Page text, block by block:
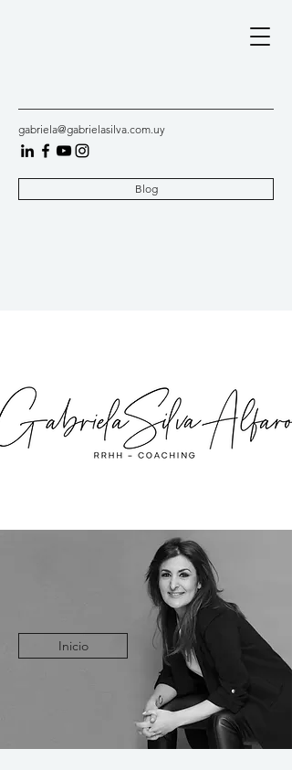
gabriela@gabrielasilva.com.uy
Blog
Inicio